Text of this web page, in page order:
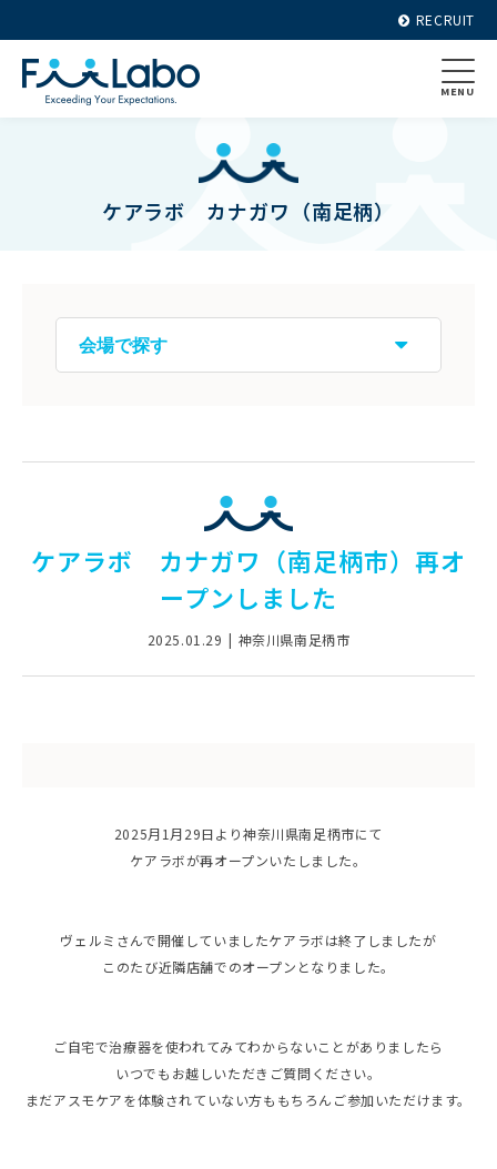
RECRUIT
MENU
ケアラボ カナガワ（南足柄）
ケアラボ カナガワ（南足柄市）再オ
ープンしました
2025.01.29 神奈川県南足柄市
2025月1月29日より神奈川県南足柄市にて
ケアラボが再オープンいたしました。
ヴェルミさんで開催していましたケアラボは終了しましたが
このたび近隣店舗でのオープンとなりました。
ご自宅で治療器を使われてみてわからないことがありましたら
いつでもお越しいただきご質問ください。
まだアスモケアを体験されていない方ももちろんご参加いただけます。